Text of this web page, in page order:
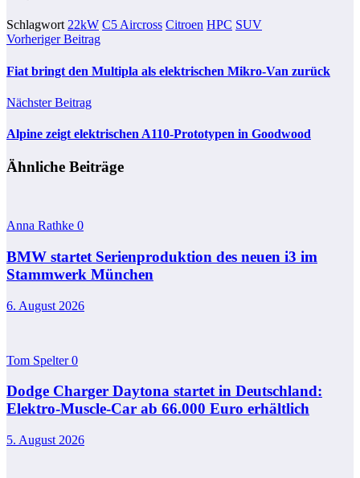
Schlagwort 22kW C5 Aircross Citroen HPC SUV
Vorheriger Beitrag
Fiat bringt den Multipla als elektrischen Mikro-Van zurück
Nächster Beitrag
Alpine zeigt elektrischen A110-Prototypen in Goodwood
Ähnliche Beiträge
Anna Rathke 0
BMW startet Serienproduktion des neuen i3 im
Stammwerk München
6. August 2026
Tom Spelter0
Dodge Charger Daytona startet in Deutschland:
Elektro-Muscle-Car ab 66.000 Euro erhältlich
5. August 2026